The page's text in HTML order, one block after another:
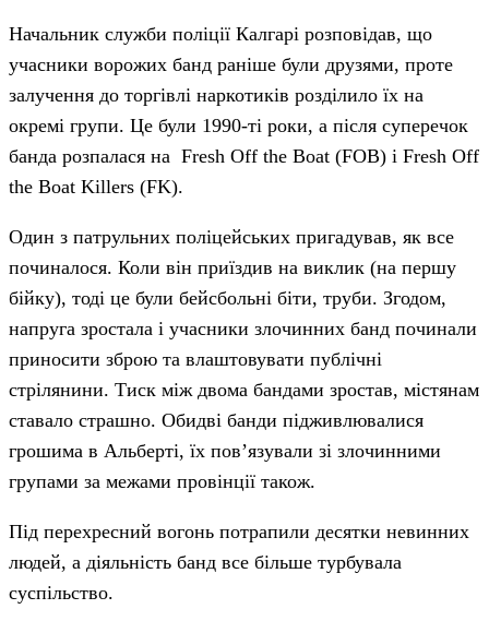
Начальник служби поліції Калгарі розповідав, що
учасники ворожих банд раніше були друзями, проте
залучення до торгівлі наркотиків розділило їх на
окремі групи. Це були 1990-ті роки, а після суперечок
банда розпалася на Fresh Off the Boat (FOB) і Fresh Off
the Boat Killers (FK).
Один з патрульних поліцейських пригадував, як все
починалося. Коли він приїздив на виклик (на першу
бійку), тоді це були бейсбольні біти, труби. Згодом,
напруга зростала і учасники злочинних банд починали
приносити зброю та влаштовувати публічні
стрілянини. Тиск між двома бандами зростав, містянам
ставало страшно. Обидві банди підживлювалися
грошима в Альберті, їх пов’язували зі злочинними
групами за межами провінції також.
Під перехресний вогонь потрапили десятки невинних
людей, а діяльність банд все більше турбувала
суспільство.